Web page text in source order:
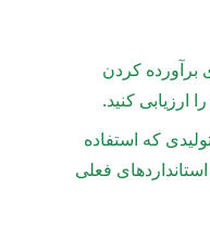
برآورده کردن
کنید.
که استفاده
فعلی